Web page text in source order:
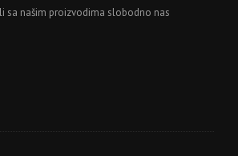
sa našim proizvodima slobodno nas